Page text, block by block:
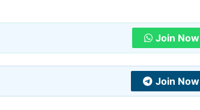
Join Now
Join Now